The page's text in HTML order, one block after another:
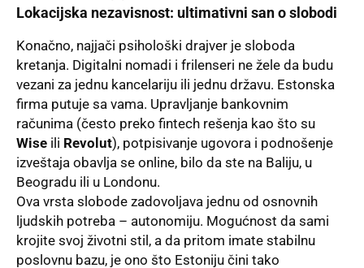
Lokacijska nezavisnost: ultimativni san o slobodi
Konačno, najjači psihološki drajver je sloboda
kretanja. Digitalni nomadi i frilenseri ne žele da budu
vezani za jednu kancelariju ili jednu državu. Estonska
firma putuje sa vama. Upravljanje bankovnim
računima (često preko fintech rešenja kao što su
Wise ili Revolut), potpisivanje ugovora i podnošenje
izveštaja obavlja se online, bilo da ste na Baliju, u
Beogradu ili u Londonu.
Ova vrsta slobode zadovoljava jednu od osnovnih
ljudskih potreba – autonomiju. Mogućnost da sami
krojite svoj životni stil, a da pritom imate stabilnu
poslovnu bazu, je ono što Estoniju čini tako